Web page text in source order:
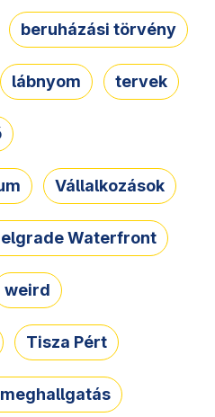
beruházási törvény
lábnyom tervek
Vállalkozások
Waterfront
weird
Tisza Pért